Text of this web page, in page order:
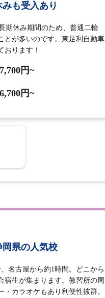
も受入あり
期休み期間のため、普通二輪
とが多いのです。東足利自動車
おります！
円~
円~
県の人気校
名古屋から約1時間。どこから
宿生が集まります。教習所の周
カラオケもあり利便性抜群。